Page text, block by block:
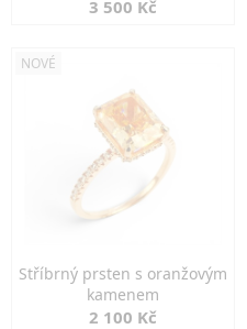
3 500 Kč
NOVÉ
Stříbrný prsten s oranžovým
kamenem
2 100 Kč